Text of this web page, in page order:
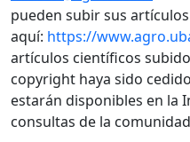
pueden subir sus
aquí: https://
artículos científicos
copyright haya sido
estarán disponibles en la
consultas de la comunidad